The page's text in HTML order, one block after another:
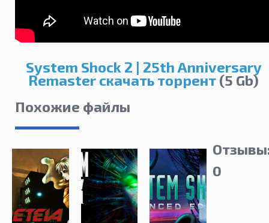
System Shock 2 | 25th Anniversary
Remaster скачать торрент (5 Gb)
Похожие файлы
0